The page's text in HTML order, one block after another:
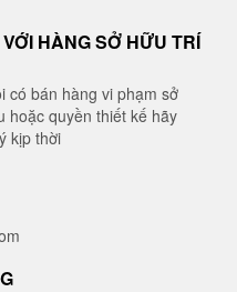
HÀNG SỞ HỮU TRÍ
có bán hàng vi phạm sở
hoặc quyền thiết kế hãy
kịp thời